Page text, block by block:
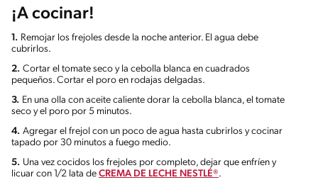
¡A cocinar!
1. Remojar los frejoles desde la noche anterior. El agua debe
cubrirlos.
2. Cortar el tomate seco y la cebolla blanca en cuadrados
pequeños. Cortar el poro en rodajas delgadas.
3. En una olla con aceite caliente dorar la cebolla blanca, el tomate
seco y el poro por 5 minutos.
4. Agregar el frejol con un poco de agua hasta cubrirlos y cocinar
tapado por 30 minutos a fuego medio.
5. Una vez cocidos los frejoles por completo, dejar que enfríen y
licuar con 1/2 lata de CREMA DE LECHE NESTLÉ®.